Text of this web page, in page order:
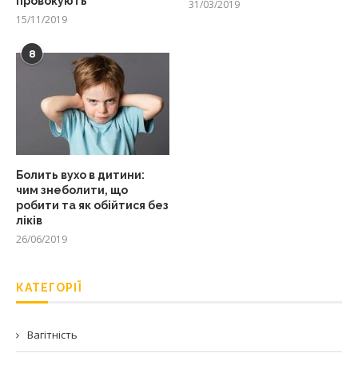
15/11/2019
31/03/2019
8
Болить вухо в дитини:
чим знеболити, що
робити та як обійтися без
ліків
26/06/2019
КАТЕГОРІЇ
Вагітність